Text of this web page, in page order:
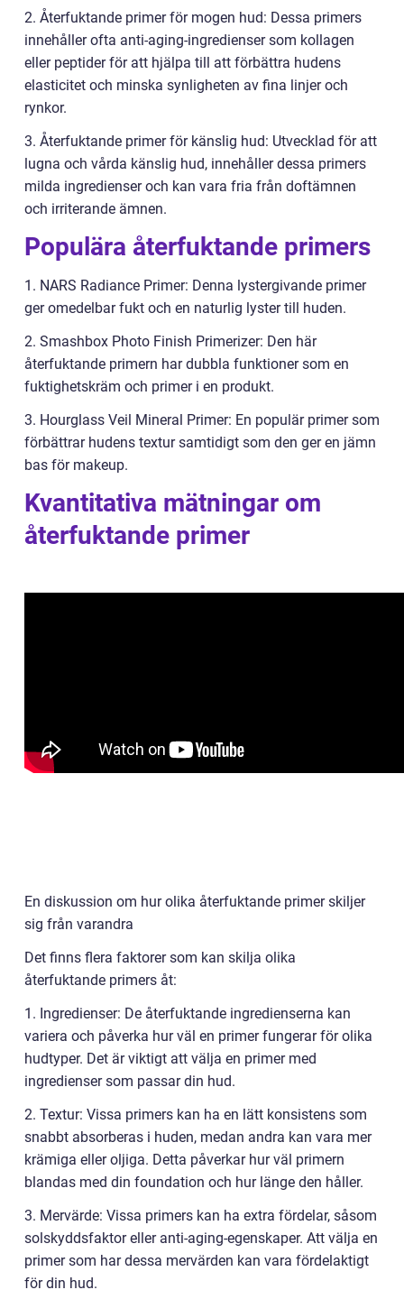
2. Återfuktande primer för mogen hud: Dessa primers
innehåller ofta anti-aging-ingredienser som kollagen
eller peptider för att hjälpa till att förbättra hudens
elasticitet och minska synligheten av fina linjer och
rynkor.
3. Återfuktande primer för känslig hud: Utvecklad för att
lugna och vårda känslig hud, innehåller dessa primers
milda ingredienser och kan vara fria från doftämnen
och irriterande ämnen.
Populära återfuktande primers
1. NARS Radiance Primer: Denna lystergivande primer
ger omedelbar fukt och en naturlig lyster till huden.
2. Smashbox Photo Finish Primerizer: Den här
återfuktande primern har dubbla funktioner som en
fuktighetskräm och primer i en produkt.
3. Hourglass Veil Mineral Primer: En populär primer som
förbättrar hudens textur samtidigt som den ger en jämn
bas för makeup.
Kvantitativa mätningar om
återfuktande primer
En diskussion om hur olika återfuktande primer skiljer
sig från varandra
Det finns flera faktorer som kan skilja olika
återfuktande primers åt:
1. Ingredienser: De återfuktande ingredienserna kan
variera och påverka hur väl en primer fungerar för olika
hudtyper. Det är viktigt att välja en primer med
ingredienser som passar din hud.
2. Textur: Vissa primers kan ha en lätt konsistens som
snabbt absorberas i huden, medan andra kan vara mer
krämiga eller oljiga. Detta påverkar hur väl primern
blandas med din foundation och hur länge den håller.
3. Mervärde: Vissa primers kan ha extra fördelar, såsom
solskyddsfaktor eller anti-aging-egenskaper. Att välja en
primer som har dessa mervärden kan vara fördelaktigt
för din hud.